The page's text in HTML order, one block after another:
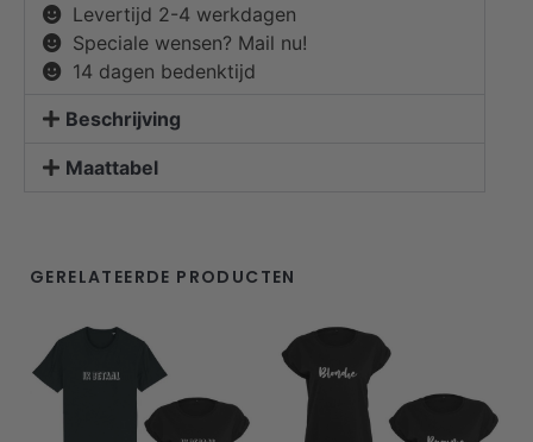
Levertijd 2-4 werkdagen
Speciale wensen? Mail nu!
14 dagen bedenktijd
Beschrijving
Maattabel
GERELATEERDE PRODUCTEN